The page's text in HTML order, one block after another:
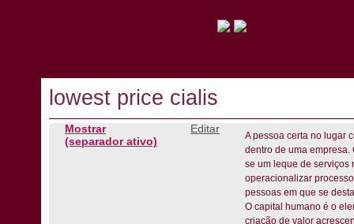
lowest price cialis
Mostrar
(separador ativo)
Editar
A pessoa certa no lugar
dentro de uma
se um leque de serviços
operacionalizar
pessoas em que se
O capital humano é o
criação de valor